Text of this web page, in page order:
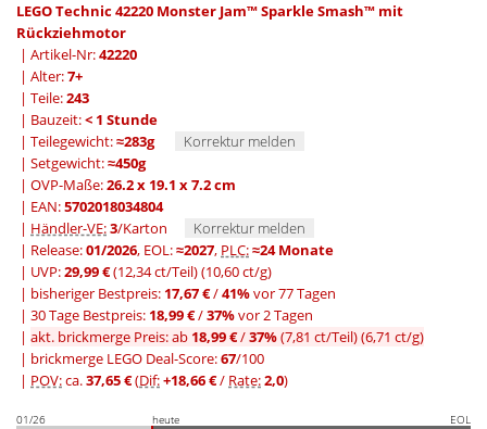
LEGO Technic 42220 Monster Jam™ Sparkle Smash™ mit
Rückziehmotor
| Artikel-Nr:42220
| Alter:7+
| Teile:243
| Bauzeit:< 1 Stunde
| Teilegewicht:≈283g
Korrektur melden
| Setgewicht:≈450g
| OVP-Maße:26.2 x 19.1 x 7.2 cm
| EAN:5702018034804
| Händler-VE:3/Karton
Korrektur melden
| Release:01/2026, EOL:≈2027, PLC:≈24 Monate
| UVP:29,99 €(12,34 ct/Teil)(10,60 ct/g)
| bisheriger Bestpreis: 17,67 €/41%vor 77 Tagen
| 30 Tage Bestpreis: 18,99 €/37%vor 2 Tagen
| akt. brickmerge Preis: ab 18,99 €/37%(7,81 ct/Teil)(6,71 ct/g)
| brickmerge LEGO Deal-Score:67/100
| POV:ca.37,65 €(Dif:+18,66 €/ Rate:2,0)
01/26 heute
EOL